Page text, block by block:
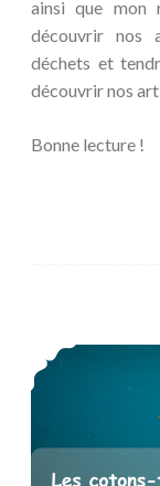
ainsi que mon
découvrir nos
déchets et
découvrir nos
Bonne lecture !